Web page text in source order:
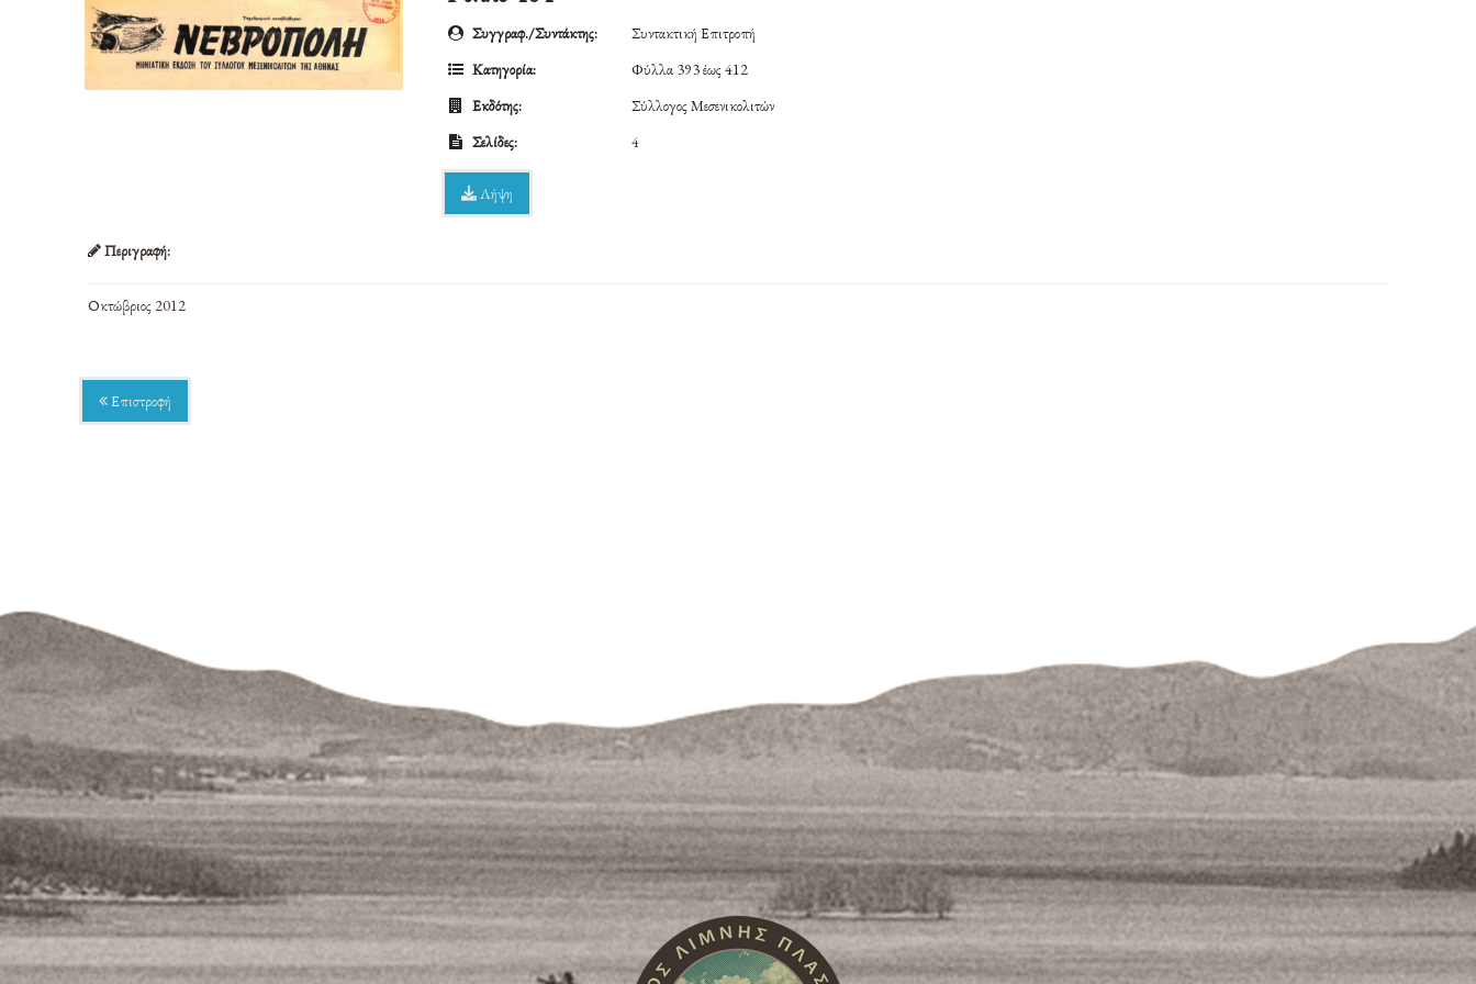
Συγγραφ./Συντάκτης:
Συντακτική Επιτροπή
Κατηγορία:
Φύλλα 393 έως 412
Εκδότης:
Σύλλογος Μεσενικολιτών
Σελίδες:
4
Λήψη
Περιγραφή:
Οκτώβριος 2012
Επιστροφή